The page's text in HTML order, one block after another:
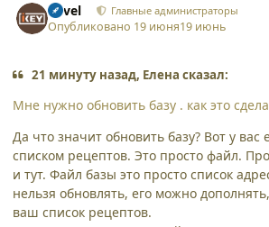
Pavel Главные администраторы
Опубликовано 19 июня19 июнь
21 минуту назад, Елена сказал:
Мне нужно обновить базу . как это
Да что значит обновить базу? Вот у вас
списком рецептов. Это просто файл.
и тут. Файл базы это просто список
нельзя обновлять, его можно
ваш список рецептов.